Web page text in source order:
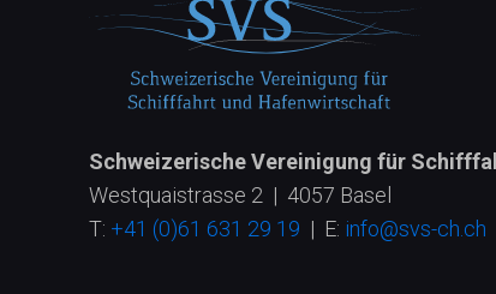
Schweizerische Vereinigung für
Westquaistrasse 2 | 4057 Basel
T: +41 (0)61 631 29 19 | E: info@svs-ch.ch